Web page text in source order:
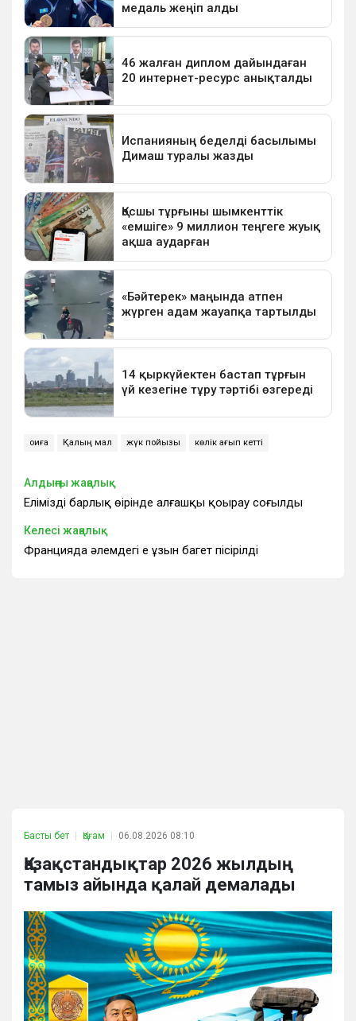
оқиға Қалың мал жүк пойызы көлік қағып кетті
Алдыңғы жаңалық
Еліміздің барлық өңірінде алғашқы қоңырау соғылды
Келесі жаңалық
Францияда әлемдегі ең ұзын багет пісірілді
Басты бет Қоғам 06.08.2026 08:10
Қазақстандықтар 2026 жылдың
тамыз айында қалай демалады